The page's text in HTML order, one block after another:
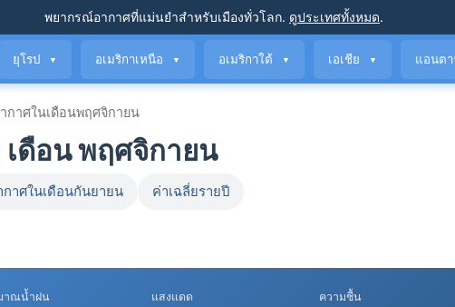
พยากรณ์อากาศที่แม่นยำสำหรับเมืองทั่วโลก. ดูประเทศทั้งหมด.
ยุโรป ▼ อเมริกาเหนือ ▼ อเมริกาใต้ ▼ เอเชีย ▼ แอนตา
กาศในเดือนพฤศจิกายน
ดือน พฤศจิกายน
าศในเดือนกันยายน ค่าเฉลี่ยรายปี
าณน้ำฝน แสงแดด ความชื้น